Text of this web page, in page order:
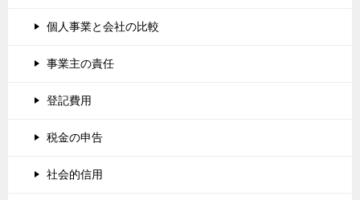
個人事業と会社の比較
事業主の責任
登記費用
税金の申告
社会的信用